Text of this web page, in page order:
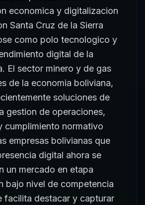
economica y digitalizacion
Santa Cruz de la Sierra
como polo tecnologico y
digital de la
El sector minero y de gas
de la economia boliviana,
soluciones de
gestion de operaciones,
cumplimiento normativo
empresas bolivianas que
digital ahora se
un mercado en etapa
bajo nivel de competencia
facilita destacar y capturar